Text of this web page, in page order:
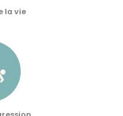
la vie